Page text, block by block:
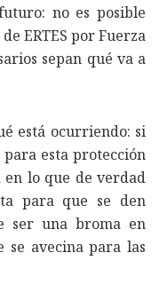
no es posible
ERTES por Fuerza
sepan qué va a
está ocurriendo: si
esta protección
en lo que de verdad
para que se den
ser una broma en
se avecina para las